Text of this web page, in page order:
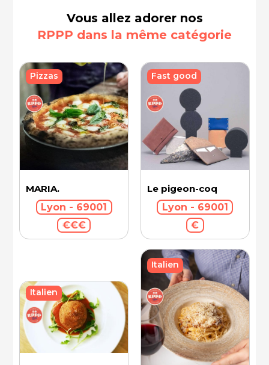
Vous allez adorer nos
RPPP dans la même catégorie
MARIA.
Lyon - 69001
€€€
Pizzas
Le pigeon-coq
Lyon - 69001
€
Fast good
Italien
Italien